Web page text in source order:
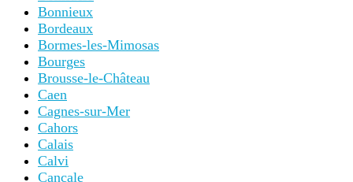
Bonnieux
Bordeaux
Bormes-les-Mimosas
Bourges
Brousse-le-Château
Caen
Cagnes-sur-Mer
Cahors
Calais
Calvi
Cancale